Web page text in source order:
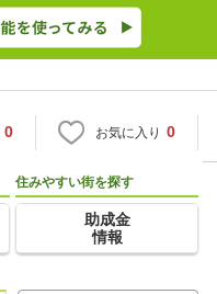
0 お気に入り 0
住みやすい街を探す
助成金
情報